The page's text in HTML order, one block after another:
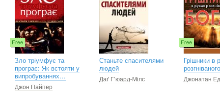
Free
Зло тріумфує та
програє: Як встояти у
випробуваннях…
Джон Пайпер
Станьте спасителями
людей
Даґ Г’юард-Мілс
Free
Грішники в
Джонатан